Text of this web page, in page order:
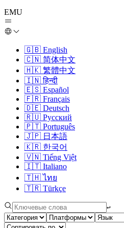
EMU
🇬🇧 English
🇨🇳 简体中文
🇭🇰 繁體中文
🇮🇳 हिन्दी
🇪🇸 Español
🇫🇷 Français
🇩🇪 Deutsch
🇷🇺 Русский
🇵🇹 Português
🇯🇵 日本語
🇰🇷 한국어
🇻🇳 Tiếng Việt
🇮🇹 Italiano
🇹🇭 ไทย
🇹🇷 Türkçe
↩︎